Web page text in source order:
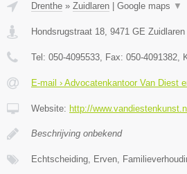
Drenthe » Zuidlaren Google maps ▼
Hondsrugstraat 18, 9471 GE Zuidlaren
Tel: 050-4095533, Fax: 050-4091382,
E-mail › Advocatenkantoor Van Diest
Website: http://www.vandiestenkunst.nl
Beschrijving onbekend
Echtscheiding, Erven,